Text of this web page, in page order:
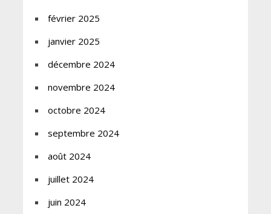
février 2025
janvier 2025
décembre 2024
novembre 2024
octobre 2024
septembre 2024
août 2024
juillet 2024
juin 2024